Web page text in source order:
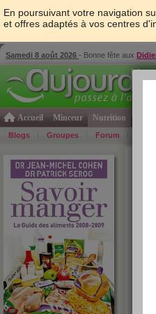
En poursuivant votre navigation
et offres adaptés à vos centres
Samedi 8 août 2026 - Bonne fête aux
Accueil Minceur Nutrition
Blogs Groupes Forum